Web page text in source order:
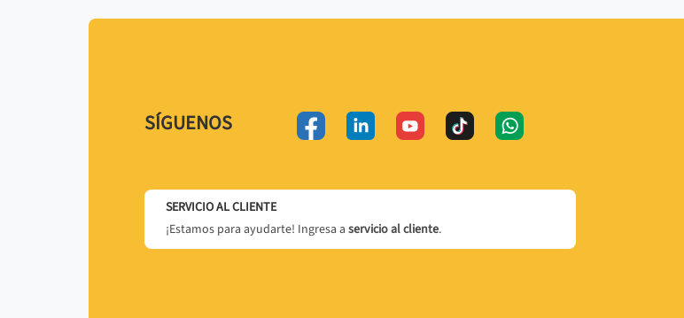
SÍGUENOS
SERVICIO AL CLIENTE
¡Estamos para ayudarte! Ingresa a servicio al cliente.